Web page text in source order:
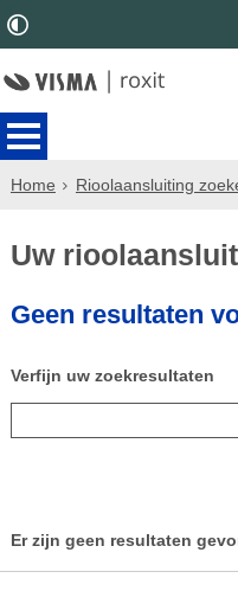
Home Rioolaansluiting
Uw
Geen resultaten
Verfijn uw zoekresultaten
Er zijn geen resultaten